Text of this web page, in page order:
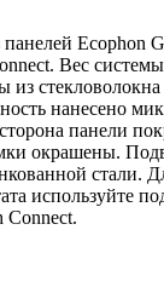
Ecophon
Вес
из
нанесено
панели
окрашены.
стали.
используйте
Connect.